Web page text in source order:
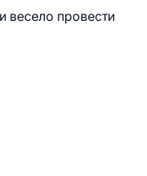
весело провести